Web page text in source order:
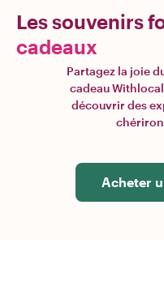
Les souvenirs
cadeaux
Partagez la joie
cadeau
découvrir des
Acheter